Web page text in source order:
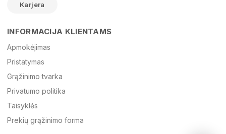
Žinutė
Karjera
INFORMACIJA KLIENTAMS
Apmokėjimas
Pristatymas
Grąžinimo tvarka
Privatumo politika
Taisyklės
Prekių grąžinimo forma